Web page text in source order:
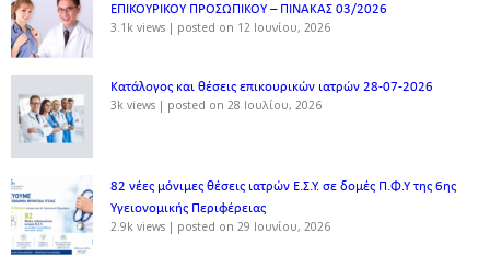
ΕΠΙΚΟΥΡΙΚΟΥ ΠΡΟΣΩΠΙΚΟΥ – ΠΙΝΑΚΑΣ 03/2026
3.1k views | posted on 12 Ιουνίου, 2026
Κατάλογος και θέσεις επικουρικών ιατρών 28-07-2026
3k views | posted on 28 Ιουλίου, 2026
82 νέες μόνιμες θέσεις ιατρών Ε.Σ.Υ. σε δομές Π.Φ.Υ της 6ης
Υγειονομικής Περιφέρειας
2.9k views | posted on 29 Ιουνίου, 2026